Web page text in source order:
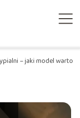
– jaki model warto